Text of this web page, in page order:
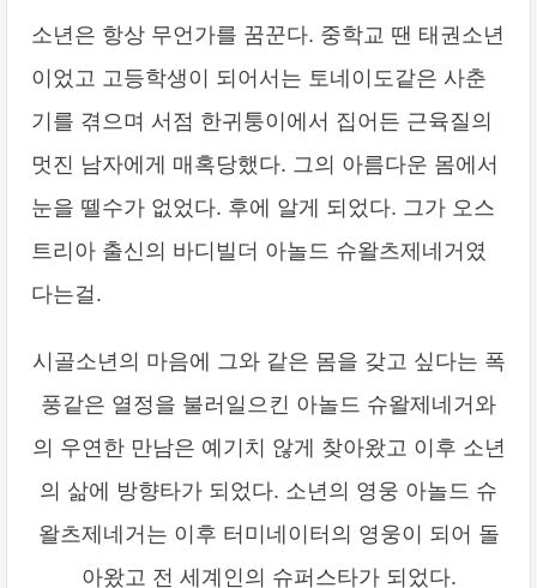
소년은 항상 무언가를 꿈꾼다. 중학교 땐 태권소년
이었고 고등학생이 되어서는 토네이도같은 사춘
기를 겪으며 서점 한귀퉁이에서 집어든 근육질의
멋진 남자에게 매혹당했다. 그의 아름다운 몸에서
눈을 뗄수가 없었다. 후에 알게 되었다. 그가 오스
트리아 출신의 바디빌더 아놀드 슈왈츠제네거였
다는걸.
시골소년의 마음에 그와 같은 몸을 갖고 싶다는 폭
풍같은 열정을 불러일으킨 아놀드 슈왈제네거와
의 우연한 만남은 예기치 않게 찾아왔고 이후 소년
의 삶에 방향타가 되었다. 소년의 영웅 아놀드 슈
왈츠제네거는 이후 터미네이터의 영웅이 되어 돌
아왔고 전 세계인의 슈퍼스타가 되었다.